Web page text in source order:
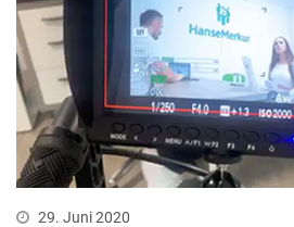
29. Juni 2020